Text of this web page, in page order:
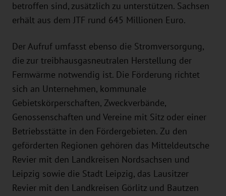
betroffen sind, zusätzlich zu unterstützen. Sachsen
erhält aus dem JTF rund 645 Millionen Euro.
Der Aufruf umfasst ebenso die Stromversorgung,
die zur treibhausgasneutralen Herstellung der
Fernwärme notwendig ist. Die Förderung richtet
sich an Unternehmen, kommunale
Gebietskörperschaften, Zweckverbände,
Genossenschaften und Vereine mit Sitz oder einer
Betriebsstätte in den Fördergebieten. Zu den
geförderten Regionen gehören das Mitteldeutsche
Revier mit den Landkreisen Nordsachsen und
Leipzig sowie die Stadt Leipzig, das Lausitzer
Revier mit den Landkreisen Görlitz und Bautzen